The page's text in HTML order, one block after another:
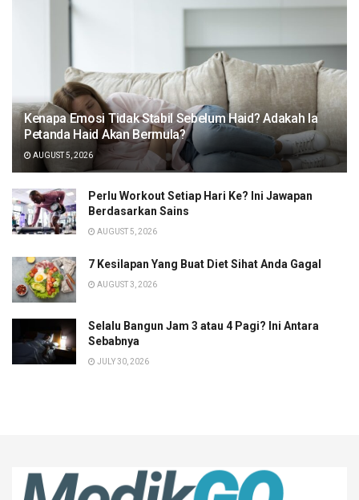
Kenapa Emosi Tidak Stabil Sebelum Haid? Adakah Ia
Petanda Haid Akan Bermula?
AUGUST 5, 2026
Perlu Workout Setiap Hari Ke? Ini Jawapan
Berdasarkan Sains
AUGUST 5, 2026
7 Kesilapan Yang Buat Diet Sihat Anda Gagal
AUGUST 3, 2026
Selalu Bangun Jam 3 atau 4 Pagi? Ini Antara
Sebabnya
JULY 30, 2026